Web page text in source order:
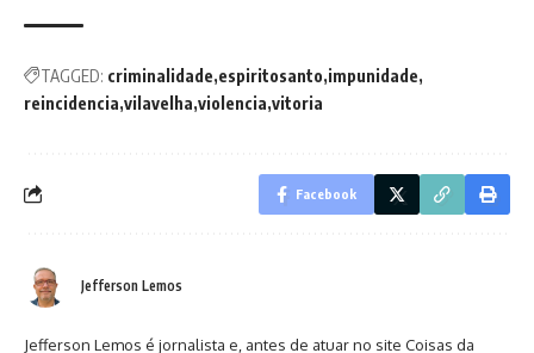
TAGGED: criminalidade espiritosanto impunidade
reincidencia vilavelha violencia vitoria
Facebook
Jefferson Lemos
Jefferson Lemos é jornalista e, antes de atuar no site Coisas da